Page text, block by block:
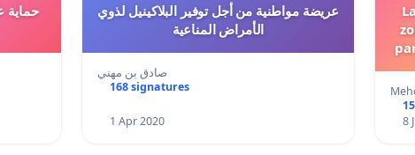
حماية
عريضة مواطنية من أجل توفير البلاكينيل لذوي
الأمراض المناعية
صادق بن مهني
168 signatures
1 Apr 2020
8